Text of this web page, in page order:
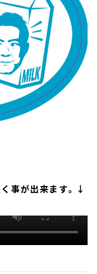
事が出来ます。↓